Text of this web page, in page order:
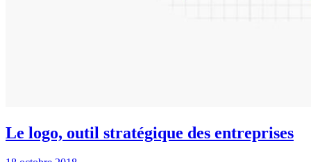
Le logo, outil stratégique des entreprises